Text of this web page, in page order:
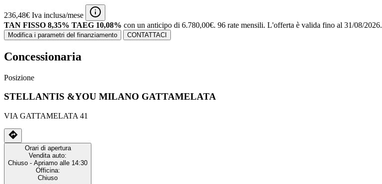
236,48€ Iva inclusa/mese
TAN FISSO 8,35% TAEG 10,08% con un anticipo di 6.780,00€. 96 rate mensili. L'offerta è valida fino al 31/08/2026.
Modifica i parametri del finanziamento CONTATTACI
Concessionaria
Posizione
STELLANTIS &YOU MILANO GATTAMELATA
VIA GATTAMELATA 41
Orari di apertura
Vendita auto:
Chiuso - Apriamo alle 14:30
Officina:
Chiuso